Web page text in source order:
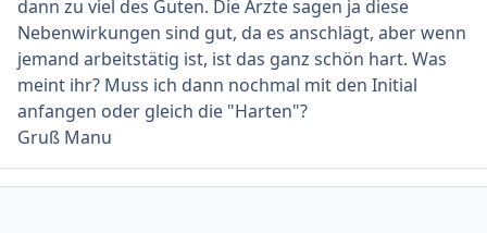
dann zu viel des Guten. Die Ärzte sagen ja diese
Nebenwirkungen sind gut, da es anschlägt, aber wenn
jemand arbeitstätig ist, ist das ganz schön hart. Was
meint ihr? Muss ich dann nochmal mit den Initial
anfangen oder gleich die "Harten"?
Gruß Manu